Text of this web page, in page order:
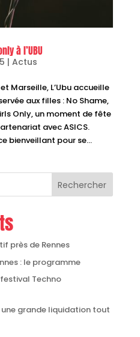
à l’UBU
| Actus
Marseille, L’Ubu accueille
aux filles : No Shame,
Only, un moment de fête
avec ASICS.
bienveillant pour se...
Rechercher
près de Rennes
: le programme
Techno
une grande liquidation tout